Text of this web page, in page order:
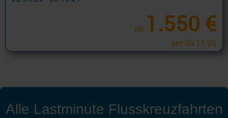
ab 1.550 €
am 05.11.26
Alle Lastminute Flusskreuzfahrten